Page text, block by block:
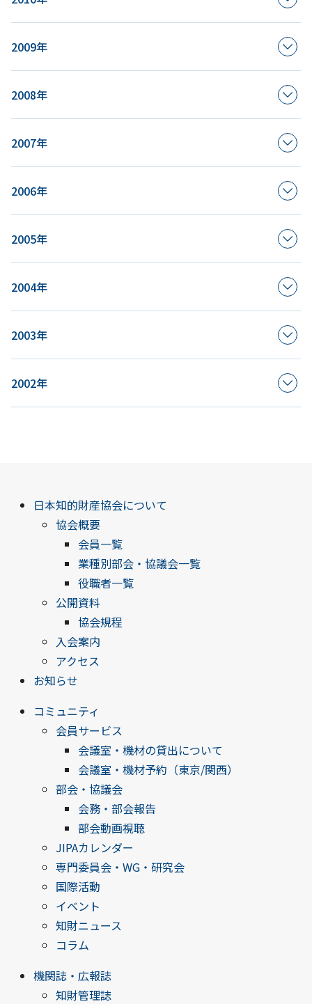
2009年
2008年
2007年
2006年
2005年
2004年
2003年
2002年
日本知的財産協会について
協会概要
会員一覧
業種別部会・協議会一覧
役職者一覧
公開資料
協会規程
入会案内
アクセス
お知らせ
コミュニティ
会員サービス
会議室・機材の貸出について
会議室・機材予約（東京/関西）
部会・協議会
会務・部会報告
部会動画視聴
JIPAカレンダー
専門委員会・WG・研究会
国際活動
イベント
知財ニュース
コラム
機関誌・広報誌
知財管理誌